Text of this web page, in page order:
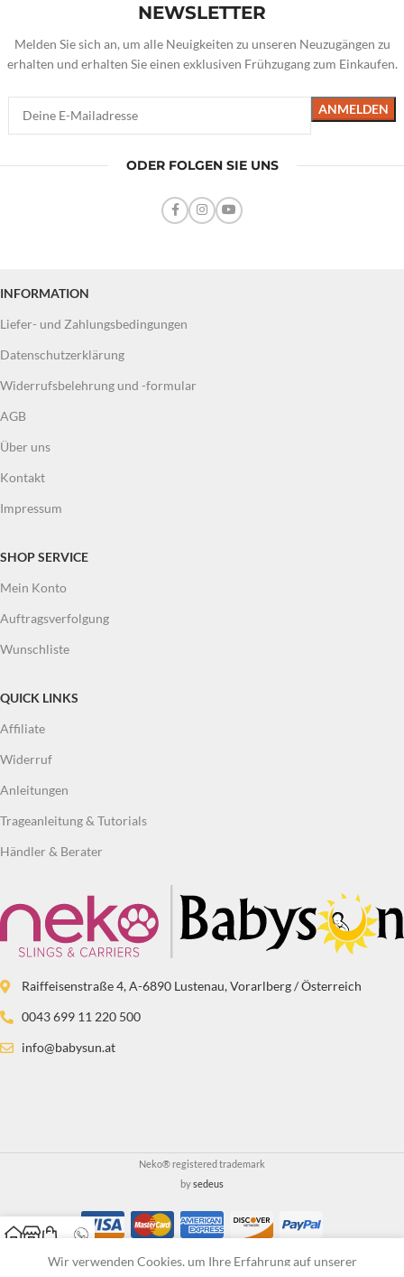
NEWSLETTER
Melden Sie sich an, um alle Neuigkeiten zu unseren Neuzugängen zu
erhalten und erhalten Sie einen exklusiven Frühzugang zum Einkaufen.
ODER FOLGEN SIE UNS
INFORMATION
Liefer- und Zahlungsbedingungen
Datenschutzerklärung
Widerrufsbelehrung und -formular
AGB
Über uns
Kontakt
Impressum
SHOP SERVICE
Mein Konto
Auftragsverfolgung
Wunschliste
QUICK LINKS
Affiliate
Widerruf
Anleitungen
Trageanleitung & Tutorials
Händler & Berater
Raiffeisenstraße 4, A-6890 Lustenau, Vorarlberg / Österreich
0043 699 11 220 500
info@babysun.at
Neko® registered trademark
bysedeus
Wir verwenden Cookies, um Ihre Erfahrung auf unserer